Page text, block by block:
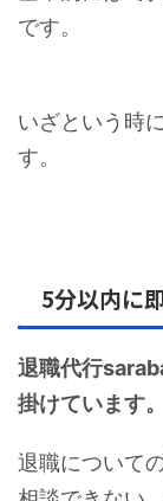
です。
いざという時
す。
5分以内に
退職代行
掛けています。
退職について